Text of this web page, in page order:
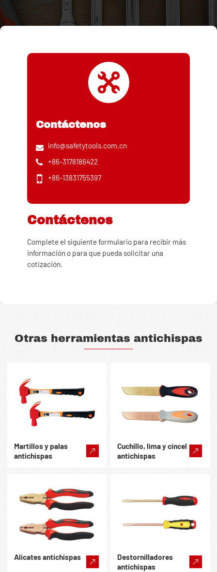
Contáctenos
info@safetytools.com.cn
+86-3178186422
+86-13831755397
Contáctenos
Complete el siguiente formulario para recibir más
información o para que pueda solicitar una
cotización.
Otras herramientas antichispas
Martillos y palas
antichispas
Cuchillo, lima y cincel
antichispas
Alicates antichispas
Destornilladores
antichispas